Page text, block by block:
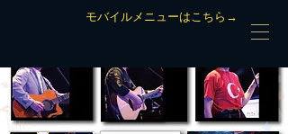
モバイルメニューはこちら→